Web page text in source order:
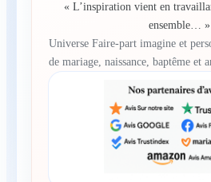
« L’inspiration vient en
ensemble… »
Universe Faire-part imagine et
de mariage, naissance, baptême et